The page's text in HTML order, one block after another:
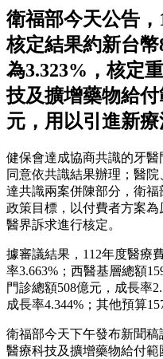
衛福部今天公告
核定結果約新台幣
為3.323%，核定
技及擴增藥物給
元，用以引進新療
健保會達成協商共識的牙醫
同意依共識結果辦理；醫
達共識兩案併陳部分，衛
政策目標，以付費者方案
醫界訴求進行核定。
據審議結果，112年度醫療
率3.663%；西醫基層總額
門診總額508億元，成長率
成長率4.344%；其他預算
衛福部今天下午發布新聞
醫療科技及擴增藥物給付範